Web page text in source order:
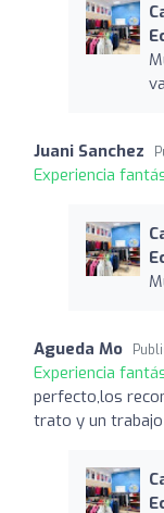
Juani Sanchez
Experiencia
Agueda Mo
Experiencia
perfecto,los
trato y un trabajo